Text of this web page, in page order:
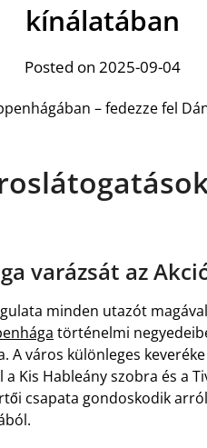
kínálatában
Posted on 2025-09-04
– fedezze fel
varázsát az
minden utazót
történelmi
A város különleges
Kis Hableány szobra és a
csapata gondoskodik